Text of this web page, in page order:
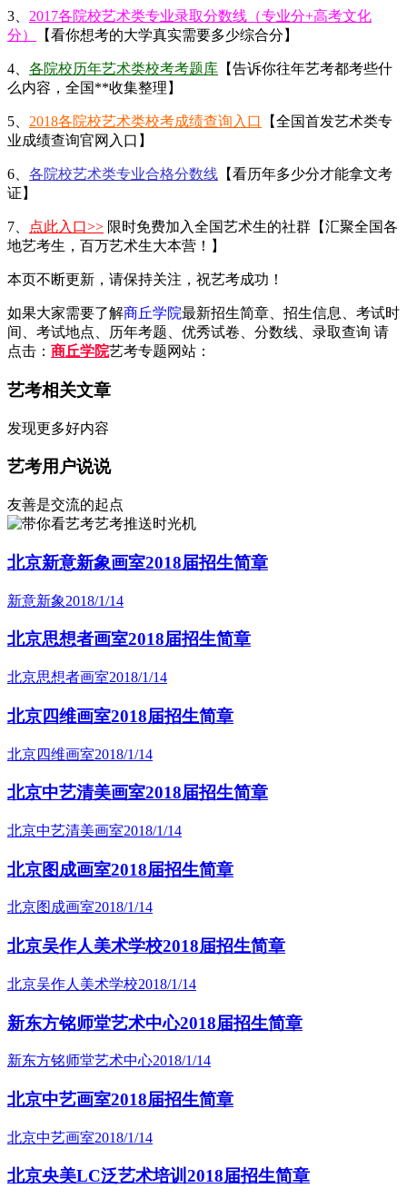
3、 2017各院校艺术类专业录取分数线（专业分+高考文化
分）
【看你想考的大学真实需要多少综合分】
4、 各院校历年艺术类校考考题库 【告诉你往年艺考都考些什
么内容，全国**收集整理】
5、 2018各院校艺术类校考成绩查询入口
【全国首发艺术类专
业成绩查询官网入口】
6、 各院校艺术类专业合格分数线 【看历年多少分才能拿文考
证】
7、 点此入口>> 限时免费加入全国艺术生的社群【汇聚全国各
地艺考生，百万艺术生大本营！】
本页不断更新，请保持关注，祝艺考成功！
如果大家需要了解商丘学院最新招生简章、招生信息、考试时
间、考试地点、历年考题、优秀试卷、分数线、录取查询 请
点击： 商丘学院艺考专题网站：
艺考相关文章
发现更多好内容
艺考用户说说
友善是交流的起点
艺考推送时光机
北京新意新象画室2018届招生简章
新意新象2018/1/14
北京思想者画室2018届招生简章
北京思想者画室2018/1/14
北京四维画室2018届招生简章
北京四维画室2018/1/14
北京中艺清美画室2018届招生简章
北京中艺清美画室2018/1/14
北京图成画室2018届招生简章
北京图成画室2018/1/14
北京吴作人美术学校2018届招生简章
北京吴作人美术学校2018/1/14
新东方铭师堂艺术中心2018届招生简章
新东方铭师堂艺术中心2018/1/14
北京中艺画室2018届招生简章
北京中艺画室2018/1/14
北京央美LC泛艺术培训2018届招生简章